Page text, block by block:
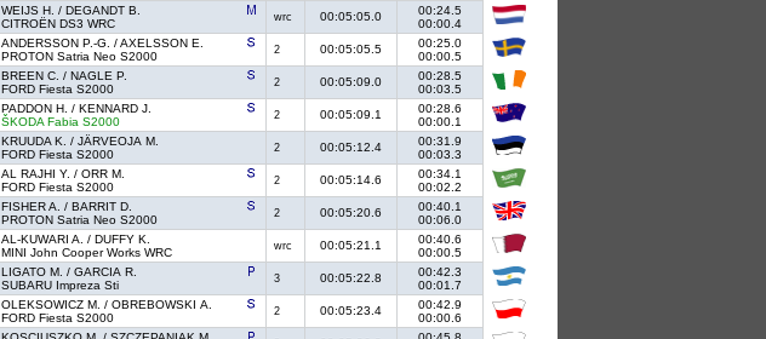
WEIJS H. / DEGANDT B.
CITROËN DS3 WRC
wrc 00:05:05.0
00:24.5
00:00.4
ANDERSSON P.-G. / AXELSSON E.
PROTON Satria Neo S2000
2 00:05:05.5
00:25.0
00:00.5
BREEN C. / NAGLE P.
FORD Fiesta S2000
2 00:05:09.0
00:28.5
00:03.5
PADDON H. / KENNARD J.
ŠKODA Fabia S2000
2 00:05:09.1
00:28.6
00:00.1
KRUUDA K. / JÄRVEOJA M.
FORD Fiesta S2000
2 00:05:12.4
00:31.9
00:03.3
AL RAJHI Y. / ORR M.
FORD Fiesta S2000
2 00:05:14.6
00:34.1
00:02.2
FISHER A. / BARRIT D.
PROTON Satria Neo S2000
2 00:05:20.6
00:40.1
00:06.0
AL-KUWARI A. / DUFFY K.
MINI John Cooper Works WRC
wrc 00:05:21.1
00:40.6
00:00.5
LIGATO M. / GARCIA R.
SUBARU Impreza Sti
3 00:05:22.8
00:42.3
00:01.7
OLEKSOWICZ M. / OBREBOWSKI A.
FORD Fiesta S2000
2 00:05:23.4
00:42.9
00:00.6